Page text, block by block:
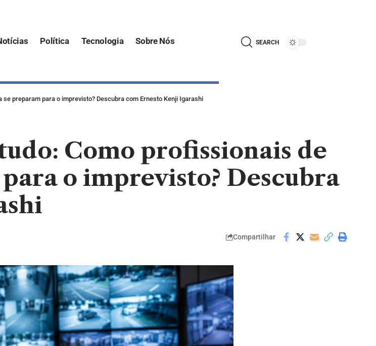
Política Tecnologia Sobre Nós SEARCH
preparam para o imprevisto? Descubra com Ernesto Kenji Igarashi
Como profissionais de
o imprevisto? Descubra
Compartilhar